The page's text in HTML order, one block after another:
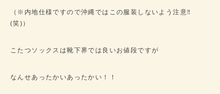
（※内地仕様ですので沖縄ではこの服装しないよう注意‼
(笑)）
こたつソックスは靴下界では良いお値段ですが
なんせあったかいあったかい！！